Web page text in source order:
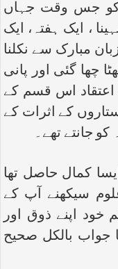
جس وقت جہاں
، ایک ہفتہ، ایک
مبارک سے نکلنا
چھا گئی اور پانی
اس قسم کے
کے اثرات کے
جانتے تھے۔
کمال حاصل تھا
سیکھنے آپ کے
اپنے ذوق اور
بالکل صحیح